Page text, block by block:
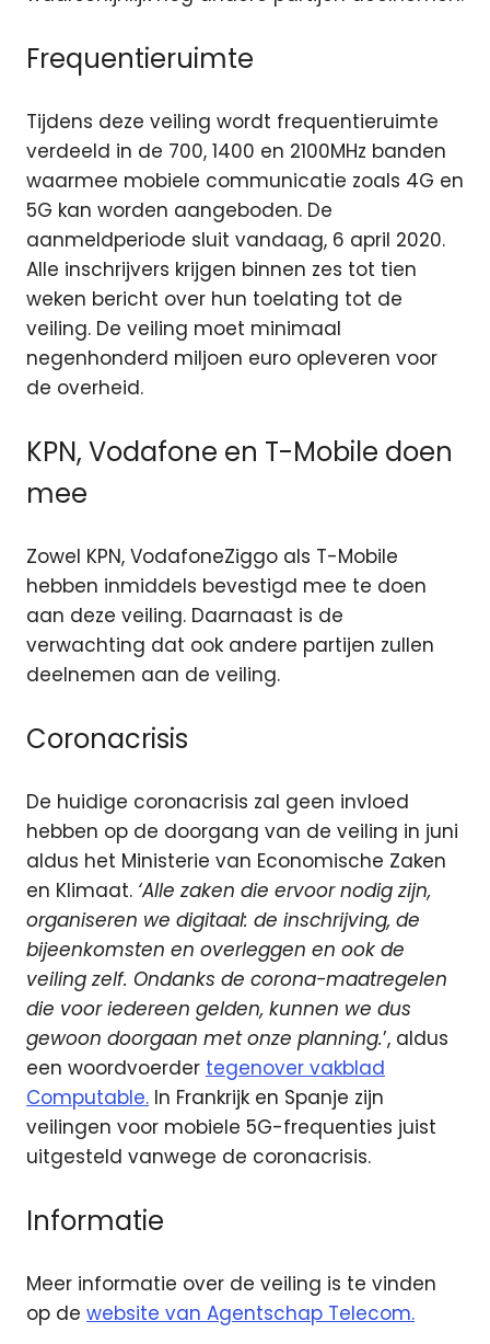
Frequentieruimte
Tijdens deze veiling wordt frequentieruimte
verdeeld in de 700, 1400 en 2100MHz banden
waarmee mobiele communicatie zoals 4G en
5G kan worden aangeboden. De
aanmeldperiode sluit vandaag, 6 april 2020.
Alle inschrijvers krijgen binnen zes tot tien
weken bericht over hun toelating tot de
veiling. De veiling moet minimaal
negenhonderd miljoen euro opleveren voor
de overheid.
KPN, Vodafone en T-Mobile doen
mee
Zowel KPN, VodafoneZiggo als T-Mobile
hebben inmiddels bevestigd mee te doen
aan deze veiling. Daarnaast is de
verwachting dat ook andere partijen zullen
deelnemen aan de veiling.
Coronacrisis
De huidige coronacrisis zal geen invloed
hebben op de doorgang van de veiling in juni
aldus het Ministerie van Economische Zaken
en Klimaat. ‘Alle zaken die ervoor nodig zijn,
organiseren we digitaal: de inschrijving, de
bijeenkomsten en overleggen en ook de
veiling zelf. Ondanks de corona-maatregelen
die voor iedereen gelden, kunnen we dus
gewoon doorgaan met onze planning.’, aldus
een woordvoerder tegenover vakblad
Computable. In Frankrijk en Spanje zijn
veilingen voor mobiele 5G-frequenties juist
uitgesteld vanwege de coronacrisis.
Informatie
Meer informatie over de veiling is te vinden
op de website van Agentschap Telecom.